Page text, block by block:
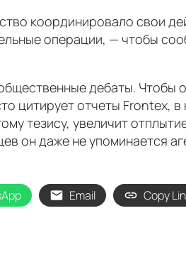
координировало свои
операции, — чтобы
дебаты.
цитирует отчеты Frontex,
тезису, увеличит
он даже не упоминается
Email Copy